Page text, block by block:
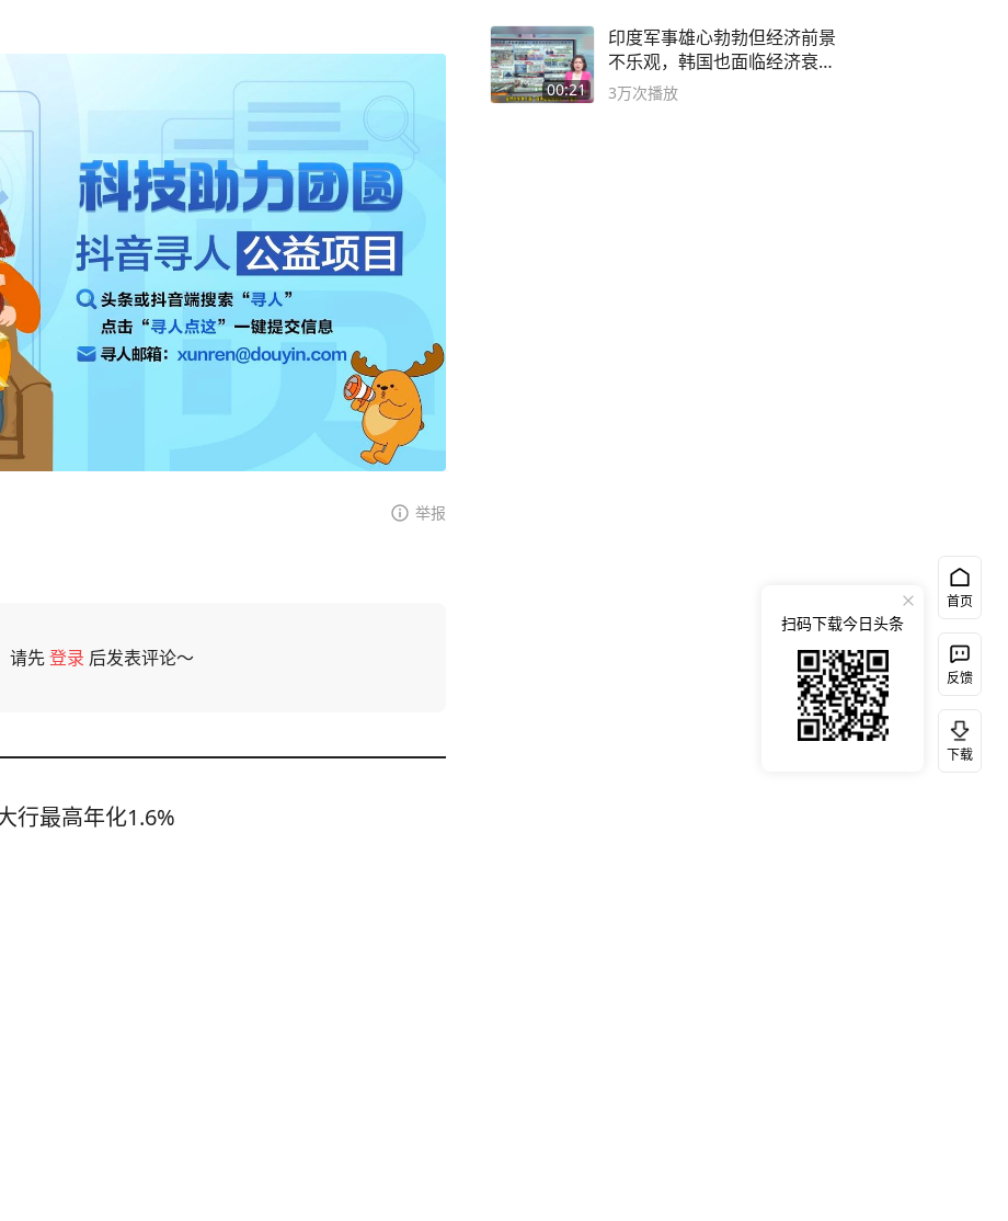
举报
请先登录 后发表评论～
行最高年化1.6%
00:21
印度军事雄心勃勃但经济前景
不乐观，韩国也面临经济衰退
风险
3万次播放
首页
反馈
下载
扫码下载今日头条